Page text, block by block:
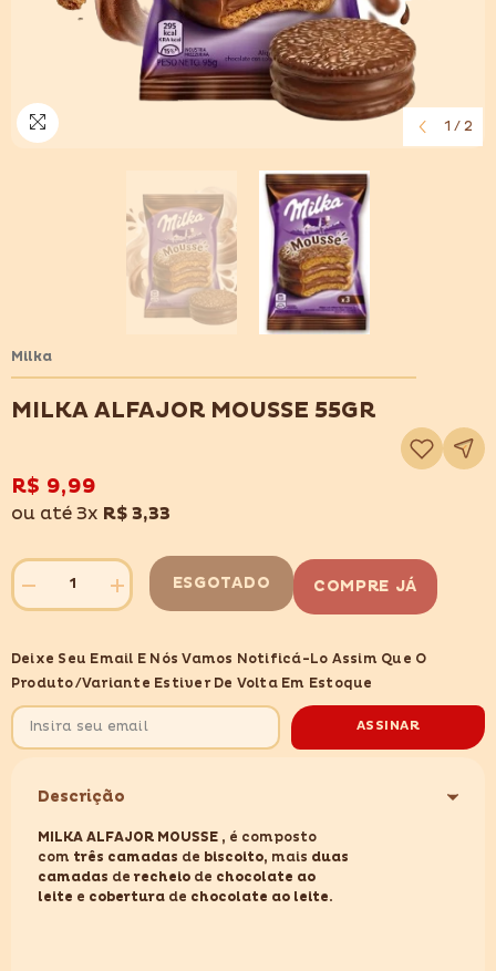
1 / 2
Milka
MILKA ALFAJOR MOUSSE 55GR
Adicionar
à
lista
R$ 9,99
ou até 3x R$ 3,33
Diminuir
quantidade
ALFAJOR
MOUSSE
55GR
Aumentar
quantidade
ALFAJOR
MOUSSE
55GR
ESGOTADO COMPRE JÁ
Deixe Seu Email E Nós Vamos Notificá-Lo Assim Que O
Produto/variante Estiver De Volta Em Estoque
ASSINAR
Descrição
MILKA ALFAJOR MOUSSE , é composto
com três camadas de biscoito, mais duas
camadas de recheio de chocolate ao
leite e cobertura de chocolate ao leite.